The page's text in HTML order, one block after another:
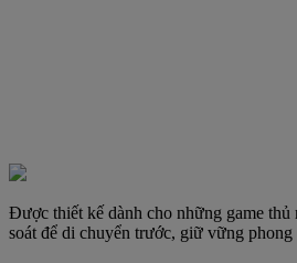
Được thiết kế dành cho những game
soát để di chuyển trước, giữ vững